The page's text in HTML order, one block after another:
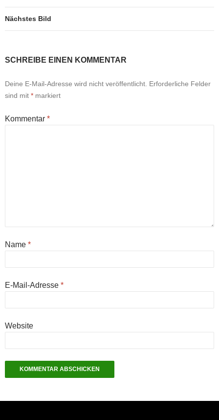
Nächstes Bild
SCHREIBE EINEN KOMMENTAR
Deine E-Mail-Adresse wird nicht veröffentlicht. Erforderliche Felder
sind mit * markiert
Kommentar *
Name *
E-Mail-Adresse *
Website